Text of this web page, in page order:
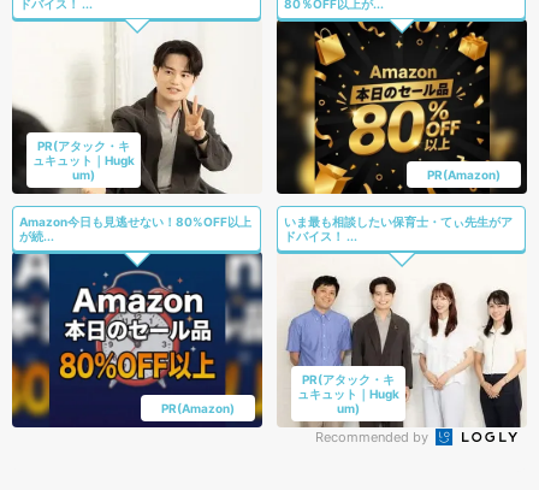
ドバイス！ ...
PR(アタック・キ
ュキュット｜Hugk
um)
80％OFF以上が...
PR(Amazon)
Amazon今日も見逃せない！80%OFF以上
が続...
PR(Amazon)
いま最も相談したい保育士・てぃ先生がア
ドバイス！ ...
PR(アタック・キ
ュキュット｜Hugk
um)
Recommended by